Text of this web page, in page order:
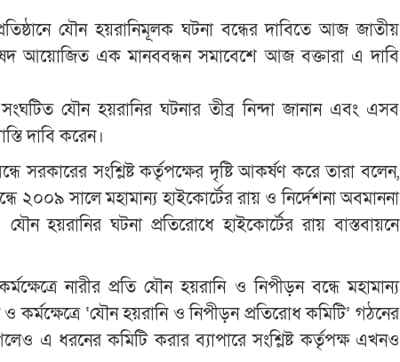
যৌন হয়রানিমূলক ঘটনা বন্ধের দাবিতে আজ জাতীয়
আয়োজিত এক মানববন্ধন সমাবেশে আজ বক্তারা এ দাবি
সংঘটিত যৌন হয়রানির ঘটনার তীব্র নিন্দা জানান এবং এসব
দাবি করেন।
সরকারের সংশ্লিষ্ট কর্তৃপক্ষের দৃষ্টি আকর্ষণ করে তারা বলেন,
২০০৯ সালে মহামান্য হাইকোর্টের রায় ও নির্দেশনা অবমাননা
হয়রানির ঘটনা প্রতিরোধে হাইকোর্টের রায় বাস্তবায়নে
নারীর প্রতি যৌন হয়রানি ও নিপীড়ন বন্ধে মহামান্য
কর্মক্ষেত্রে ‘যৌন হয়রানি ও নিপীড়ন প্রতিরোধ কমিটি’ গঠনের
এ ধরনের কমিটি করার ব্যাপারে সংশ্লিষ্ট কর্তৃপক্ষ এখনও